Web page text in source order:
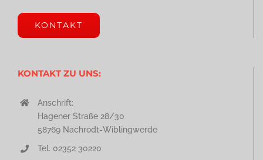
KONTAKT
KONTAKT ZU UNS:
Anschrift:
Hagener Straße 28/30
58769 Nachrodt-Wiblingwerde
Tel. 02352 30220